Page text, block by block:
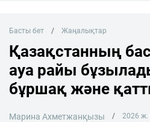
Басты бет Жаңалықтар
Қазақстанның
ауа райы
бұршақ және
Марина Ахметжанқызы 2026 ж.